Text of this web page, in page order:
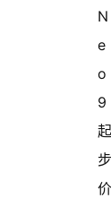
N
e
o
9